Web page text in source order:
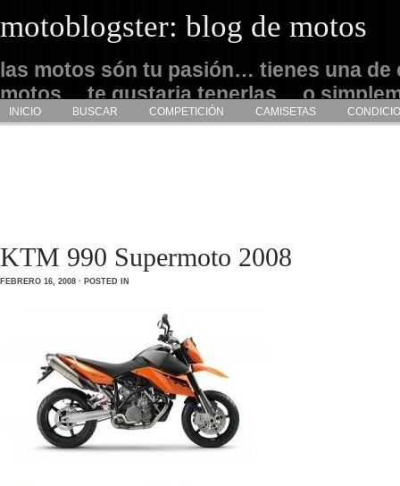
motoblogster: blog de motos
las motos són tu pasión… tienes una de
motos… te gustaria tenerlas… o
admirarlas… este es tu sitio
INICIO BUSCAR COMPETICIÓN CAMISETAS
KTM 990 Supermoto 2008
FEBRERO 16, 2008 · POSTED IN